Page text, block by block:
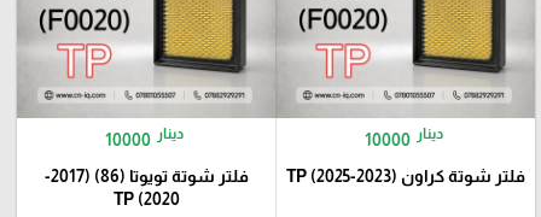
10000 دينار
فلتر شوتة كراون (2023-2025) TP
10000 دينار
فلتر شوتة تويوتا (86) (2017-
2020) TP